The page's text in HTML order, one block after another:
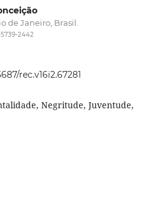
de Janeiro, Brasil.
2442
rec.v16i2.67281
Negritude, Juventude,